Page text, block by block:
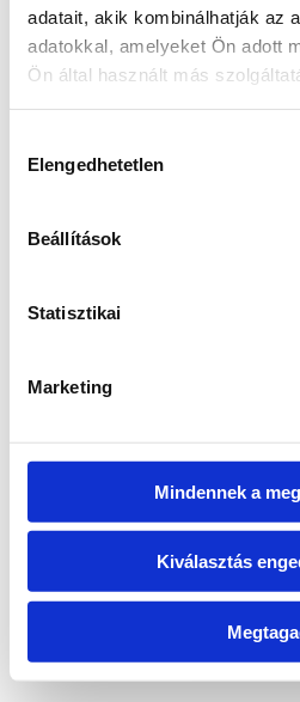
adatait, akik kombinálhatják az
adatokkal, amelyeket Ön adott
Ön által használt más
kiválasztása
Elengedhetetlen
Beállítások
Statisztikai
Marketing
Mindennek a
Kiválasztás